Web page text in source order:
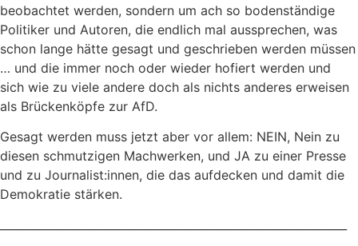
beobachtet werden, sondern um ach so bodenständige
Politiker und Autoren, die endlich mal aussprechen, was
schon lange hätte gesagt und geschrieben werden müssen
… und die immer noch oder wieder hofiert werden und
sich wie zu viele andere doch als nichts anderes erweisen
als Brückenköpfe zur AfD.
Gesagt werden muss jetzt aber vor allem: NEIN, Nein zu
diesen schmutzigen Machwerken, und JA zu einer Presse
und zu Journalist:innen, die das aufdecken und damit die
Demokratie stärken.